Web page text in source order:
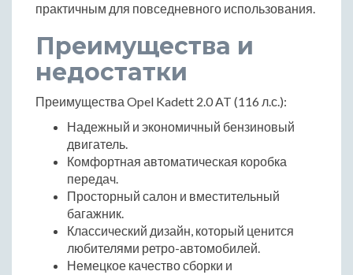
практичным для повседневного использования.
Преимущества и
недостатки
Преимущества Opel Kadett 2.0 AT (116 л.с.):
Надежный и экономичный бензиновый
двигатель.
Комфортная автоматическая коробка
передач.
Просторный салон и вместительный
багажник.
Классический дизайн, который ценится
любителями ретро-автомобилей.
Немецкое качество сборки и